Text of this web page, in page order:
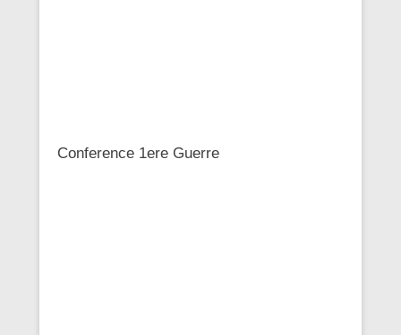
Conference 1ere Guerre